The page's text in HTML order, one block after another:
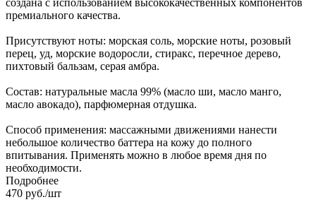
премиального качества.
Присутствуют ноты: морская соль, морские ноты, розовый
перец, уд, морские водоросли, стиракс, перечное дерево,
пихтовый бальзам, серая амбра.
Состав: натуральные масла 99% (масло ши, масло манго,
масло авокадо), парфюмерная отдушка.
Способ применения: массажными движениями нанести
небольшое количество баттера на кожу до полного
впитывания. Применять можно в любое время дня по
необходимости.
Подробнее
470 руб./шт